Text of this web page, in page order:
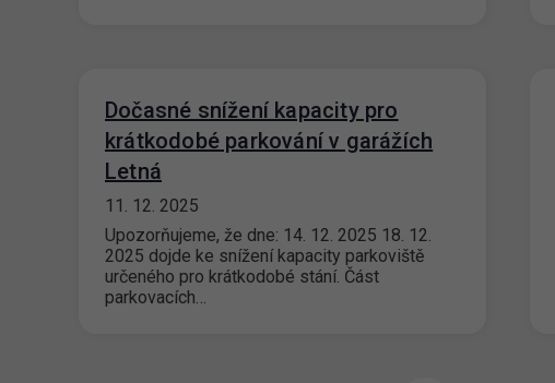
Dočasné snížení kapacity pro
krátkodobé parkování v garážích
Letná
11. 12. 2025
Upozorňujeme, že dne: 14. 12. 2025 18. 12.
2025 dojde ke snížení kapacity parkoviště
určeného pro krátkodobé stání. Část
parkovacích…